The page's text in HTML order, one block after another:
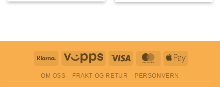
Klarna Vipps Visa MasterCardApple
OM OSS FRAKT OG RETUR PERSONVERN